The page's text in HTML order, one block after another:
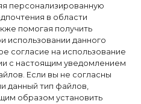
персонализированную
в области
помогая получить
использовании данного
согласие на использование
с настоящим уведомлением
Если вы не согласны
данный тип файлов,
образом установить
моды — Там,
находит